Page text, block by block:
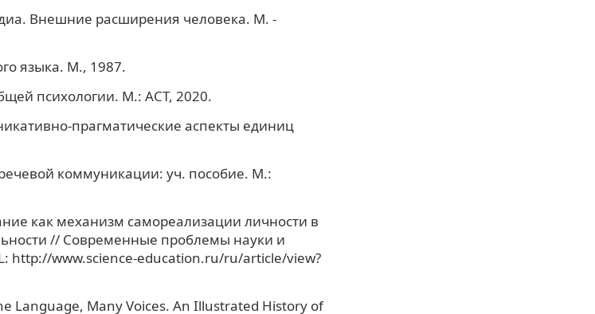
Внешние расширения человека. М. -
языка. М., 1987.
психологии. М.: АСТ, 2020.
прагматические аспекты единиц
коммуникации: уч. пособие. М.:
как механизм самореализации личности в
// Современные проблемы науки и
http://www.science-education.ru/ru/article/view?
Language, Many Voices. An Illustrated History of